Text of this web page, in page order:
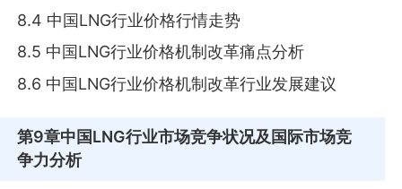
8.4 中国LNG行业价格行情走势
8.5 中国LNG行业价格机制改革痛点分析
8.6 中国LNG行业价格机制改革行业发展建议
第9章中国LNG行业市场竞争状况及国际市场竞
争力分析